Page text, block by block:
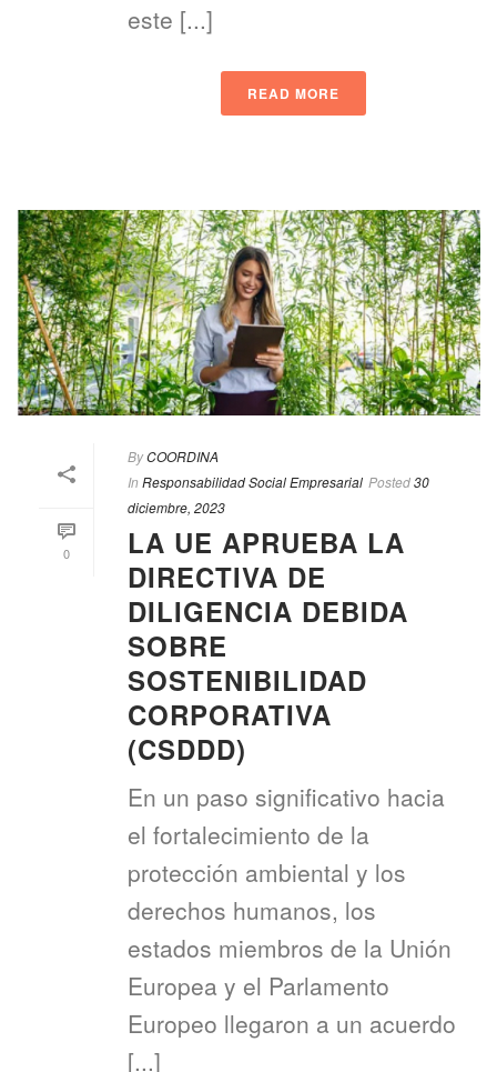
este [...]
READ MORE
0
ByCOORDINA
In Responsabilidad Social Empresarial Posted30
diciembre, 2023
LA UE APRUEBA LA
DIRECTIVA DE
DILIGENCIA DEBIDA
SOBRE
SOSTENIBILIDAD
CORPORATIVA
(CSDDD)
En un paso significativo hacia
el fortalecimiento de la
protección ambiental y los
derechos humanos, los
estados miembros de la Unión
Europea y el Parlamento
Europeo llegaron a un acuerdo
[...]